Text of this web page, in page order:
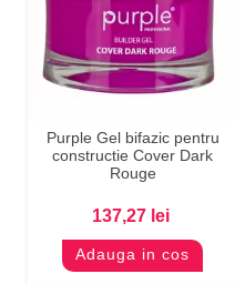
Purple Gel bifazic pentru
constructie Cover Dark
Rouge
137,27 lei
Adauga in cos